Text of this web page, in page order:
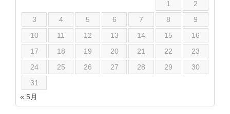
1
2
3
4 5 6 7 8
9
10
11 12 13 14 15
16
17
18 19 20 21 22
23
24
25 26 27 28 29
30
31
« 5月